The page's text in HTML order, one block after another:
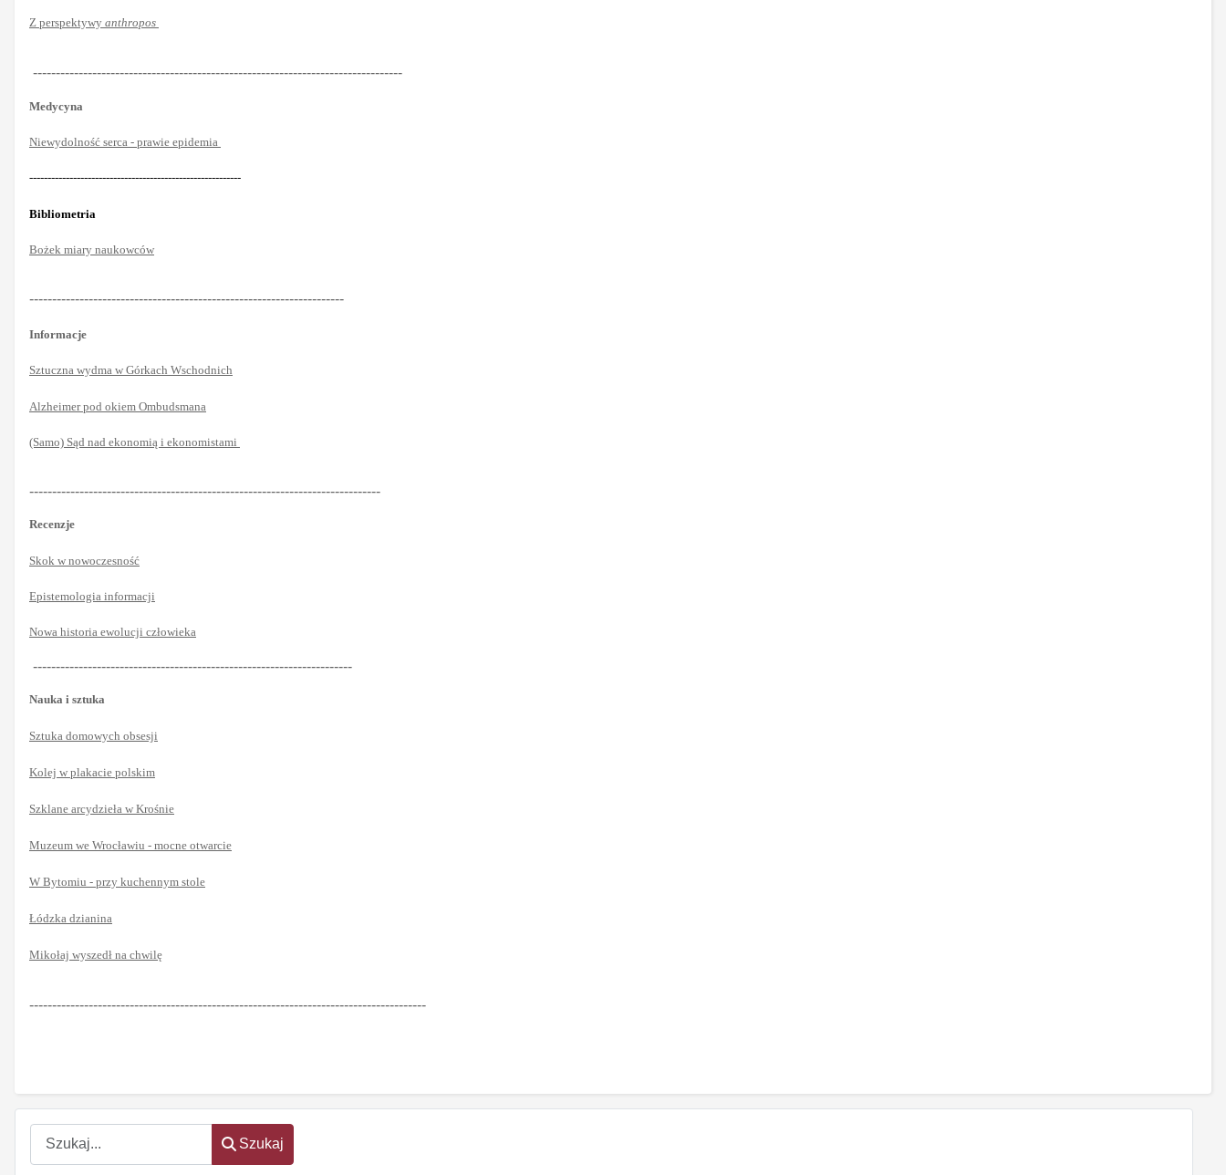
Szukaj
Szukaj
Z perspektywy anthropos
---------------------------------------------------------------------------------
Medycyna
Niewydolność serca - prawie epidemia
----------------------------------------------------------
Bibliometria
Bożek miary naukowców
---------------------------------------------------------------------
Informacje
Sztuczna wydma w Górkach Wschodnich
Alzheimer pod okiem Ombudsmana
(Samo) Sąd nad ekonomią i ekonomistami
-----------------------------------------------------------------------------
Recenzje
Skok w nowoczesność
Epistemologia informacji
Nowa historia ewolucji człowieka
----------------------------------------------------------------------
Nauka i sztuka
Sztuka domowych obsesji
Kolej w plakacie polskim
Szklane arcydzieła w Krośnie
Muzeum we Wrocławiu - mocne otwarcie
W Bytomiu - przy kuchennym stole
Łódzka dzianina
Mikołaj wyszedł na chwilę
---------------------------------------------------------------------------------------